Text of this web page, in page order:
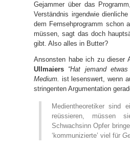
Gejammer über das
Verständnis irgendwie
dem Fernsehprogramm schon
müssen, sagt das doch
gibt. Also alles in Butter?
Ansonsten habe ich zu
Ullmaiers “Hat jemand
Medium. ist lesenswert, wenn
stringenten Argumentation
Medientheoretiker sind
reüssieren, müssen
Schwachsinn Opfer
‘kommunizierte’ viel für